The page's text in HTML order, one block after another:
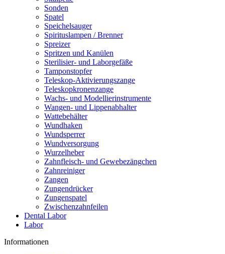
Sonden
Spatel
Speichelsauger
Spirituslampen / Brenner
Spreizer
Spritzen und Kanülen
Sterilisier- und Laborgefäße
Tamponstopfer
Teleskop-Aktivierungszange
Teleskopkronenzange
Wachs- und Modellierinstrumente
Wangen- und Lippenabhalter
Wattebehälter
Wundhaken
Wundsperrer
Wundversorgung
Wurzelheber
Zahnfleisch- und Gewebezängchen
Zahnreiniger
Zangen
Zungendrücker
Zungenspatel
Zwischenzahnfeilen
Dental Labor
Labor
Informationen